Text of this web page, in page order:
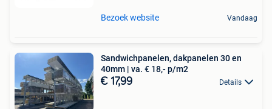
Bezoek website Vandaag
Sandwichpanelen, dakpanelen 30 en
40mm | va. € 18,- p/m2
€ 17,99 Details